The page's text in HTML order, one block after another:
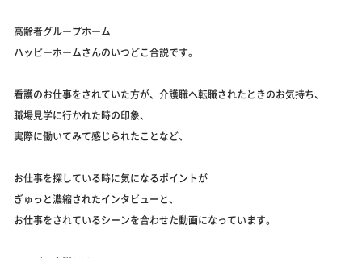
高齢者グループホーム
ハッピーホームさんのいつどこ合説です。
看護のお仕事をされていた方が、介護職へ転職されたときのお気持ち、
職場見学に行かれた時の印象、
実際に働いてみて感じられたことなど、
お仕事を探している時に気になるポイントが
ぎゅっと濃縮されたインタビューと、
お仕事をされているシーンを合わせた動画になっています。